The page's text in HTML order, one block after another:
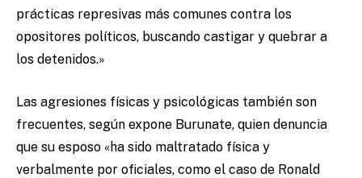
prácticas represivas más comunes contra los
opositores políticos, buscando castigar y quebrar a
los detenidos.»
Las agresiones físicas y psicológicas también son
frecuentes, según expone Burunate, quien denuncia
que su esposo «ha sido maltratado física y
verbalmente por oficiales, como el caso de Ronald